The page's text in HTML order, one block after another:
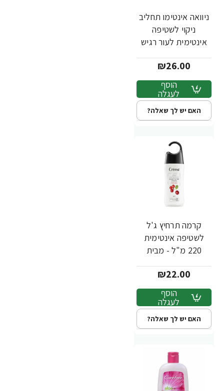
ניוואה אינטימו תחליב
ניקוי לשטיפה
אינטימית לעור רגיש
NIVEA
₪26.00
הוסף
לעגלה
האם יש לך שאלה?
קרמה תרחיץ ג'ל
לשטיפה אינטימית
220 מ"ל - מבית
₪22.00
הוסף
לעגלה
האם יש לך שאלה?